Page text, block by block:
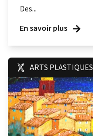
Des...
En savoir plus
ARTS PLASTIQUES